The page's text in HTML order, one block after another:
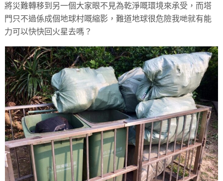
將災難轉移到另一個大家眼不見為乾淨嘅環境來承受，而塔
門只不過係成個地球村嘅縮影，難道地球很危險我哋就有能
力可以快快回火星去嗎？